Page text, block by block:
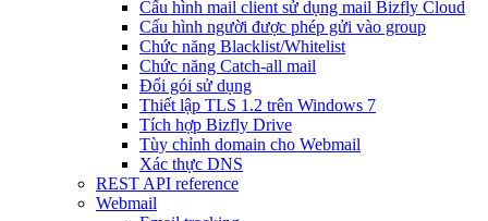
Cấu hình mail client sử dụng mail Bizfly Cloud
Cấu hình người được phép gửi vào group
Chức năng Blacklist/Whitelist
Chức năng Catch-all mail
Đổi gói sử dụng
Thiết lập TLS 1.2 trên Windows 7
Tích hợp Bizfly Drive
Tùy chỉnh domain cho Webmail
Xác thực DNS
REST API reference
Webmail